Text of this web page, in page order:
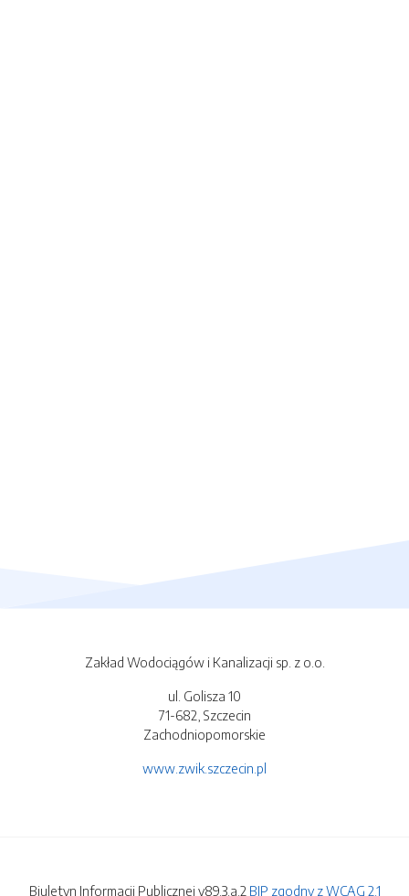
Zakład Wodociągów i Kanalizacji sp. z o.o.
ul. Golisza 10
71-682, Szczecin
Zachodniopomorskie
www.zwik.szczecin.pl
Biuletyn Informacji Publicznej v89.3.a.2 BIP zgodny z WCAG 2.1